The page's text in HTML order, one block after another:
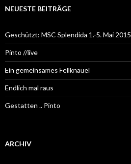
NEUESTE BEITRÄGE
Geschützt: MSC Splendida 1.-5. Mai 2015
Pinto //live
Ein gemeinsames Fellknäuel
Endlich mal raus
Gestatten .. Pinto
ARCHIV